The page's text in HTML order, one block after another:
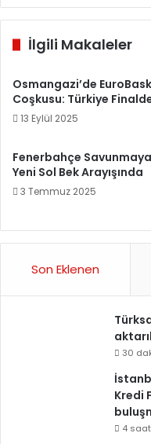
İlgili Makaleler
Osmangazi’de
Coşkusu: Türkiye
13 Eylül 2025
Fenerbahçe Savunmaya
Yeni Sol Bek Arayışında
3 Temmuz 2025
Son Eklenen
30
Kredi
4